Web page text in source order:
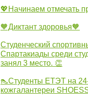
💖Начинаем отмечать
🧡Диктант здоровья🧡
Студенческий
Спартакиады среди
занял 3 место. 👏
👠Студенты ЕТЭТ на
кожгалантереи